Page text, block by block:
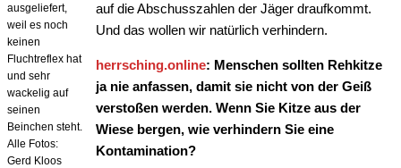
ausgeliefert,
weil es noch
keinen
Fluchtreflex hat
und sehr
wackelig auf
seinen
Beinchen steht.
Alle Fotos:
Gerd Kloos
auf die Abschusszahlen der Jäger draufkommt.
Und das wollen wir natürlich verhindern.
herrsching.online: Menschen sollten Rehkitze
ja nie anfassen, damit sie nicht von der Geiß
verstoßen werden. Wenn Sie Kitze aus der
Wiese bergen, wie verhindern Sie eine
Kontamination?